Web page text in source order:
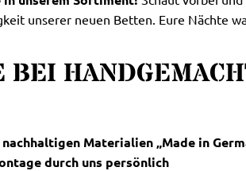
unserer neuen Betten. Eure Nächte
BEI
Materialien „Made in
durch uns persönlich